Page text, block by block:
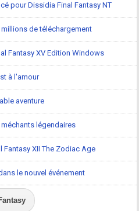
pour Dissidia Final Fantasy NT
millions de téléchargement
Fantasy XV Edition Windows
à l'amour
aventure
légendaires
Fantasy XII The Zodiac Age
le nouvel événement